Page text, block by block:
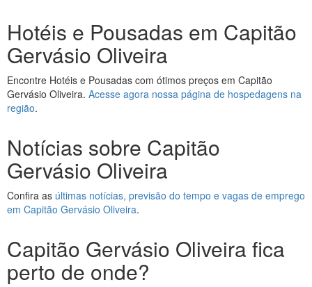
Hotéis e Pousadas em Capitão
Gervásio Oliveira
Encontre Hotéis e Pousadas com ótimos preços em Capitão
Gervásio Oliveira. Acesse agora nossa página de hospedagens na
região.
Notícias sobre Capitão
Gervásio Oliveira
Confira as últimas notícias, previsão do tempo e vagas de emprego
em Capitão Gervásio Oliveira.
Capitão Gervásio Oliveira fica
perto de onde?